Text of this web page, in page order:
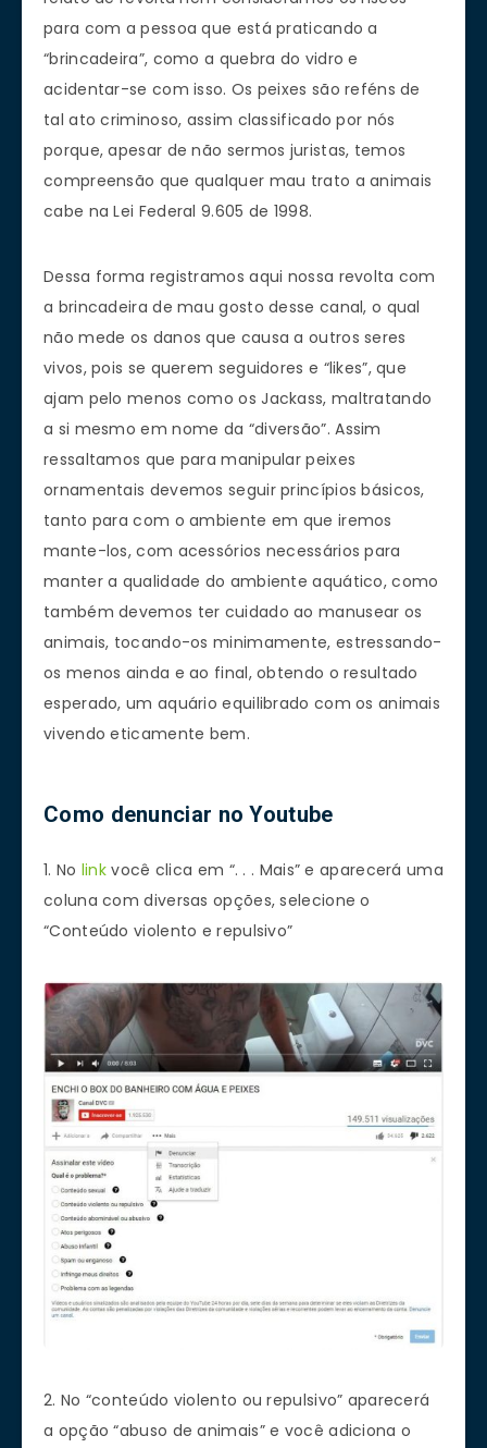
para com a pessoa que está praticando a
“brincadeira”, como a quebra do vidro e
acidentar-se com isso. Os peixes são reféns de
tal ato criminoso, assim classificado por nós
porque, apesar de não sermos juristas, temos
compreensão que qualquer mau trato a animais
cabe na Lei Federal 9.605 de 1998.
Dessa forma registramos aqui nossa revolta com
a brincadeira de mau gosto desse canal, o qual
não mede os danos que causa a outros seres
vivos, pois se querem seguidores e “likes”, que
ajam pelo menos como os Jackass, maltratando
a si mesmo em nome da “diversão”. Assim
ressaltamos que para manipular peixes
ornamentais devemos seguir princípios básicos,
tanto para com o ambiente em que iremos
mante-los, com acessórios necessários para
manter a qualidade do ambiente aquático, como
também devemos ter cuidado ao manusear os
animais, tocando-os minimamente, estressando-
os menos ainda e ao final, obtendo o resultado
esperado, um aquário equilibrado com os animais
vivendo eticamente bem.
Como denunciar no Youtube
1. No link você clica em “. . . Mais” e aparecerá uma
coluna com diversas opções, selecione o
“Conteúdo violento e repulsivo”
2. No “conteúdo violento ou repulsivo” aparecerá
a opção “abuso de animais” e você adiciona o